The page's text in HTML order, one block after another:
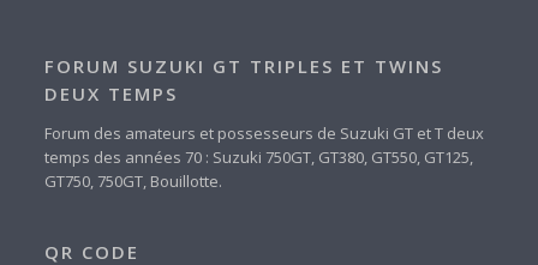
FORUM SUZUKI GT TRIPLES ET TWINS
DEUX TEMPS
Forum des amateurs et possesseurs de Suzuki GT et T deux
temps des années 70 : Suzuki 750GT, GT380, GT550, GT125,
GT750, 750GT, Bouillotte.
QR CODE